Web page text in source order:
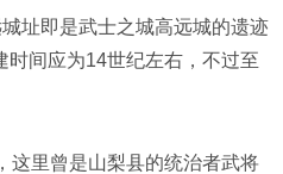
址即是武士之城高远城的遗迹
时间应为14世纪左右，不过至
这里曾是山梨县的统治者武将